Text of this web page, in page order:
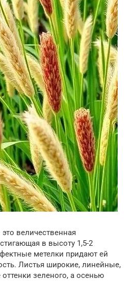
величественная
в высоту 1,5-2
метелки придают ей
Листья широкие, линейные,
зеленого, а осенью